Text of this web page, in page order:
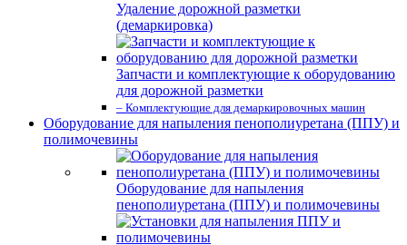
Удаление дорожной разметки
(демаркировка)
Запчасти и комплектующие к оборудованию
для дорожной разметки
– Комплектующие для демаркировочных машин
Оборудование для напыления пенополиуретана (ППУ) и
полимочевины
Оборудование для напыления
пенополиуретана (ППУ) и полимочевины